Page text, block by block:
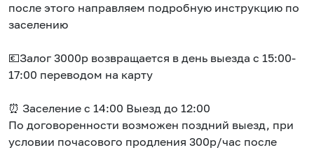
после этого направляем подробную инструкцию по
заселению
💶Залог 3000р возвращается в день выезда с 15:00-
17:00 переводом на карту
⏰ Заселение с 14:00 Выезд до 12:00
По договоренности возможен поздний выезд, при
условии почасового продления 300р/час после